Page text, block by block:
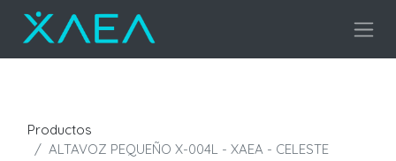
Productos
ALTAVOZ PEQUEÑO X-004L - XAEA - CELESTE